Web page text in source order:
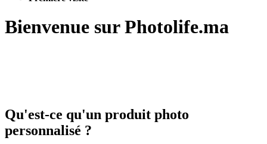
Bienvenue sur Photolife.ma
Qu'est-ce qu'un produit photo
personnalisé ?